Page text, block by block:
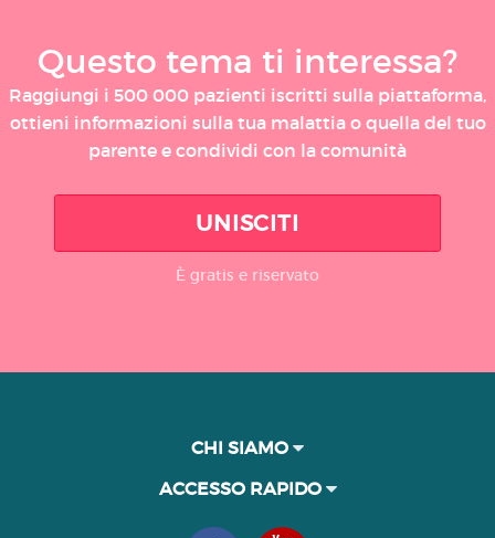
Questo tema ti interessa?
Raggiungi i 500 000 pazienti iscritti sulla piattaforma,
ottieni informazioni sulla tua malattia o quella del tuo
parente e condividi con la comunità
UNISCITI
È gratis e riservato
CHI SIAMO
ACCESSO RAPIDO